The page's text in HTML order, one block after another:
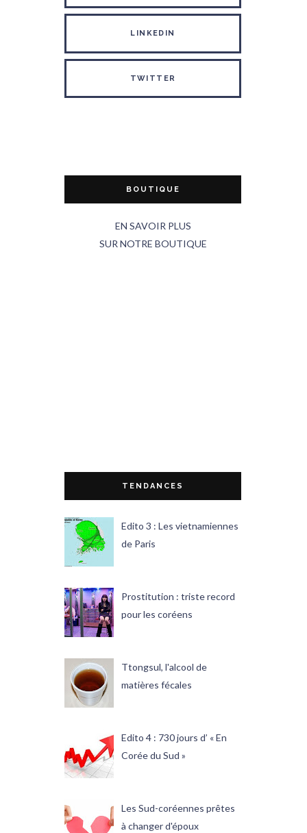
LINKEDIN
TWITTER
BOUTIQUE
EN SAVOIR PLUS
SUR NOTRE BOUTIQUE
TENDANCES
Edito 3 : Les vietnamiennes
de Paris
Prostitution : triste record
pour les coréens
Ttongsul, l'alcool de
matières fécales
Edito 4 : 730 jours d’ « En
Corée du Sud »
Les Sud-coréennes prêtes
à changer d'époux